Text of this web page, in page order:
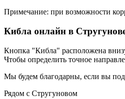
Примечание: при возможности
Кибла онлайн в
Кнопка "Кибла" расположена
Чтобы определить точное
Мы будем благодарны, если вы
Рядом с Стругуновом